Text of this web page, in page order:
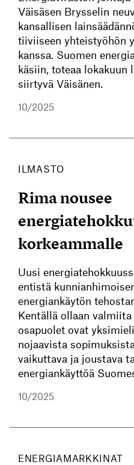
Väisäsen Brysselin
kansallisen
tiiviiseen yhteistyöhön
kanssa. Suomen
käsiin, toteaa lokakuun
siirtyvä Väisänen.
10/2025
ILMASTO
Rima nousee
korkeammalle
Uusi
entistä
energiankäytön
Kentällä ollaan valmiita
osapuolet ovat
nojaavista
vaikuttava ja joustava
energiankäyttöä
10/2025
ENERGIAMARKKINAT